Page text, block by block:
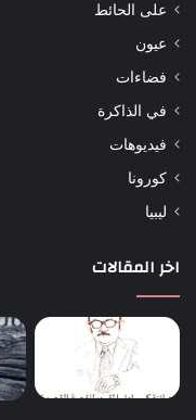
على الحائط
عيون
فضاءات
في الذاكرة
فيديوهات
كورونا
ليبيا
اخر المقالات